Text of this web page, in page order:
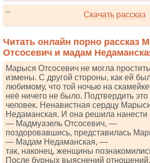
Скачать рассказ
Читать онлайн порно рассказ
Отсосевич и мадам
Марыся Отсосевич не могла
измены. С другой стороны, как ей
любимому, что той ночью на
неё ничего не было. Подтвердить
человек. Ненавистная сердцу
Недаманская. И она решила нанести
— Мадмуазель Отсосевич, —
поздоровавшись, представилась
— Мадам Недаманская, —
так, наконец, женщины
После бурных выяснений